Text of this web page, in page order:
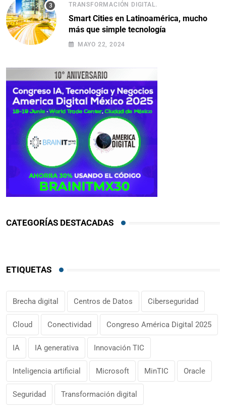
TRANSFORMACIÓN DIGITAL.
Smart Cities en Latinoamérica, mucho
más que simple tecnología
MAYO 22, 2024
CATEGORÍAS DESTACADAS
ETIQUETAS
Brecha digital Centros de Datos Ciberseguridad
Cloud Conectividad Congreso América Digital 2025
IA IA generativa Innovación TIC
Inteligencia artificial Microsoft MinTIC Oracle
Seguridad Transformación digital